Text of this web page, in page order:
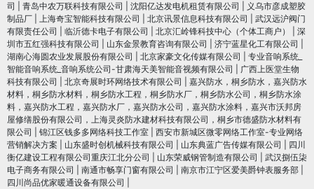
司
青岛中农万联科技有限公司 沈阳亿达发电机租赁有限公司
义乌市彦成塑胶
制品厂
上海奇宝智能科技有限公司 北京讯景信息科技有限公司
武汉远沪阀门
有限责任公司
临沂德卡电子有限公司 北京汇岭锋科技中心（个体工商户）
深
圳市五红强科技有限公司
山东金景教育咨询有限公司 济宁蓝星化工有限公司
湖南心海圆农业发展股份有限公司
北京家豪文化传媒有限公司
专业音响系统_
智能音响系统_音响系统公司-甘肃海天美智能音视频有限公司
广西上医堂生物
科技有限公司
北京奇展时环网络技术有限公司
嘉兴防水，桐乡防水，嘉兴防水
材料，桐乡防水材料，桐乡防水工程，桐乡防水厂，桐乡防水公司，桐乡防水涂
料，嘉兴防水工程，嘉兴防水厂，嘉兴防水公司，嘉兴防水涂料，嘉兴市沃邦房
屋修缮股份有限公司，上海灵炎防水建材科技有限公司，桐乡市德盛防水材料有
限公司
锦江区钱多多网络科技工作室
西安市新城区微零网络工作室-专业网络
营销解决方案
山东盛时创机械科技有限公司 山东典蓝广告传媒有限公司
四川
衡亿建设工程有限公司重庆江北分公司
山东荣威钢管制造有限公司
武汉捌伍柒
电子商务有限公司
南通市畅享门窗有限公司 南京市江宁区爱美爵钟表服务部
四川尚品优家暖通设备有限公司